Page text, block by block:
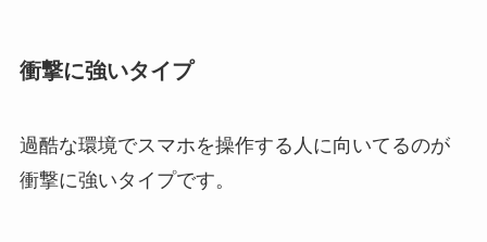
衝撃に強いタイプ
過酷な環境でスマホを操作する人に向いてるのが
衝撃に強いタイプです。